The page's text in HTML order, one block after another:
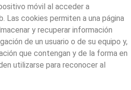
móvil al acceder a
Las cookies permiten a una página
y recuperar información
de un usuario o de su equipo y,
que contengan y de la forma en
utilizarse para reconocer al